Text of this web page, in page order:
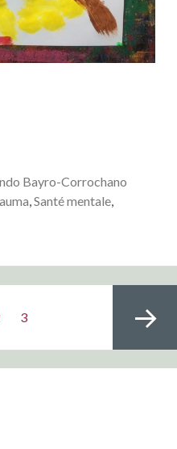
Bayro-Corrochano
Santé mentale,
Page
3